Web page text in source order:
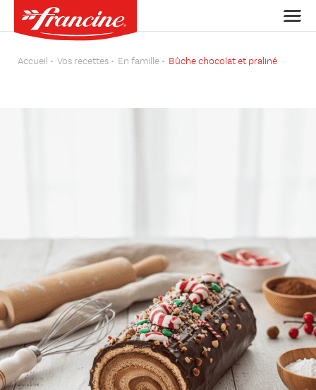
Accueil Vos recettes En famille Bûche chocolat et praliné